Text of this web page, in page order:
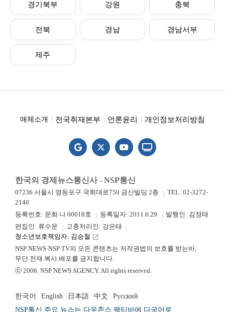
경기북부 강원 충북
전북 경남 경남서부
제주
매체소개 전국취재본부 언론윤리 개인정보처리방침
한국의 경제뉴스통신사 - NSP통신
07236 서울시 영등포구 국회대로750 금산빌딩 2층
TEL: 02-3272-
2140
등록번호: 문화 나 00018호
등록일자: 2011.6.29
발행인: 김정태
편집인: 류수운
고충처리인: 강은태
청소년보호책임자: 김승철 launch
NSP NEWS·NSP TV의 모든 콘텐츠는 저작권법의 보호를 받는바,
무단 전재.복사.배포를 금지합니다.
ⓒ 2006. NSP NEWS AGENCY. All rights reserved.
한국어 English 日本語 中文
Русский
NSP통신 주요 뉴스는 다우존스 팩티바에 다국어로